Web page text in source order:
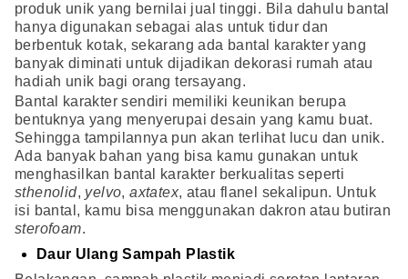
produk unik yang bernilai jual tinggi. Bila dahulu bantal
hanya digunakan sebagai alas untuk tidur dan
berbentuk kotak, sekarang ada bantal karakter yang
banyak diminati untuk dijadikan dekorasi rumah atau
hadiah unik bagi orang tersayang.
Bantal karakter sendiri memiliki keunikan berupa
bentuknya yang menyerupai desain yang kamu buat.
Sehingga tampilannya pun akan terlihat lucu dan unik.
Ada banyak bahan yang bisa kamu gunakan untuk
menghasilkan bantal karakter berkualitas seperti
sthenolid, yelvo,axtatex, atau flanel sekalipun. Untuk
isi bantal, kamu bisa menggunakan dakron atau butiran
sterofoam.
Daur Ulang Sampah Plastik